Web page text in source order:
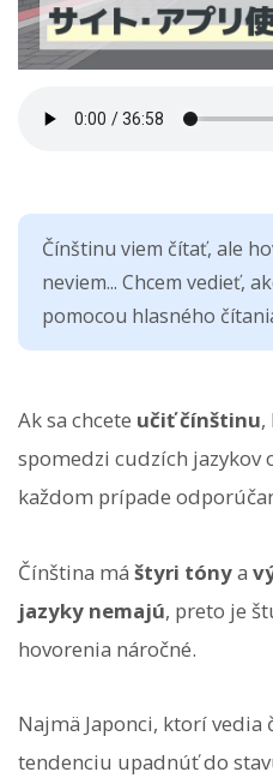
Čínštinu viem čítať, ale
neviem... Chcem vedieť,
pomocou hlasného
Ak sa chcete učiť čínštinu,
spomedzi cudzích jazykov
každom prípade
Čínština má štyri tónya
jazyky nemajú, preto je
hovorenia náročné.
Najmä Japonci, ktorí vedia
tendenciu upadnúť do